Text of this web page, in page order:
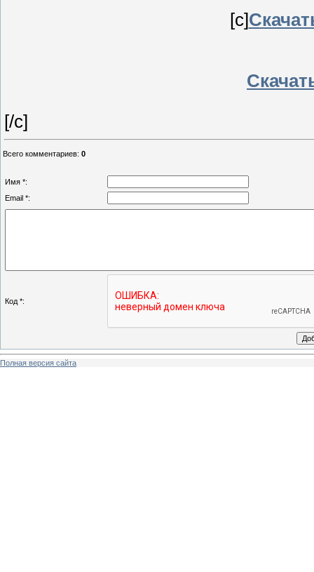
[c]
[/c]
Всего комментариев: 0
Имя *:
Email *:
Код *:
Полная версия сайта